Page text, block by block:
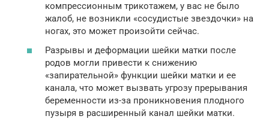
компрессионным трикотажем, у вас не было
жалоб, не возникли «сосудистые звездочки» на
ногах, это может произойти сейчас.
Разрывы и деформации шейки матки после
родов могли привести к снижению
«запирательной» функции шейки матки и ее
канала, что может вызвать угрозу прерывания
беременности из-за проникновения плодного
пузыря в расширенный канал шейки матки.